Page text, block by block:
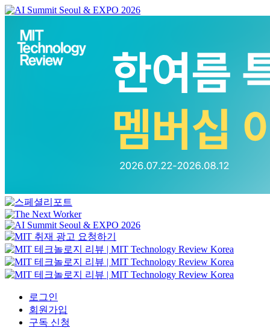
로그인
회원가입
구독 신청